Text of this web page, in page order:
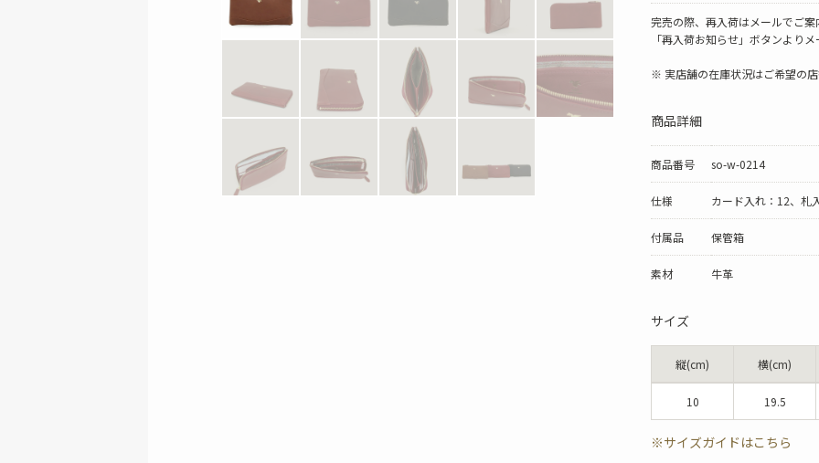
完売の際、再入荷はメールでご案
「再入荷お知らせ」ボタンより
※ 実店舗の在庫状況はご希望の
商品詳細
商品番号 so-w-0214
仕様 カード入れ：12、札
付属品 保管箱
素材 牛革
サイズ
縦(cm) 横(cm)
10 19.5
※サイズガイドはこちら